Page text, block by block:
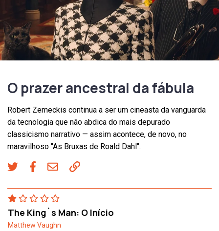
O prazer ancestral da fábula
Robert Zemeckis continua a ser um cineasta da vanguarda
da tecnologia que não abdica do mais depurado
classicismo narrativo — assim acontece, de novo, no
maravilhoso "As Bruxas de Roald Dahl".
The King`s Man: O Início
Matthew Vaughn